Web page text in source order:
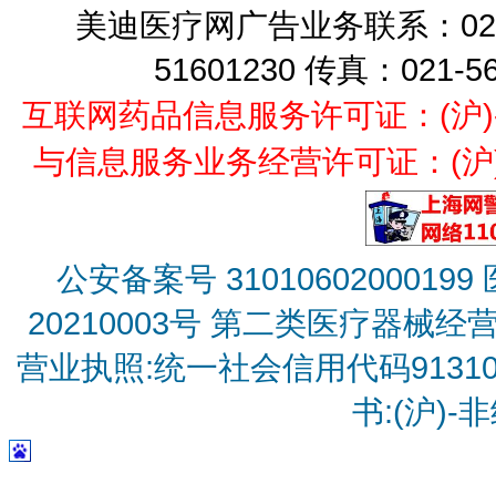
美迪医疗网广告业务联系：
51601230 传真：021-
互联网药品信息服务许可证：(
与信息服务业务经营许可证：(
公安备案号 31010602000199
20210003号 第二类医疗器械经
营业执照:统一社会信用代码
书:(沪)-